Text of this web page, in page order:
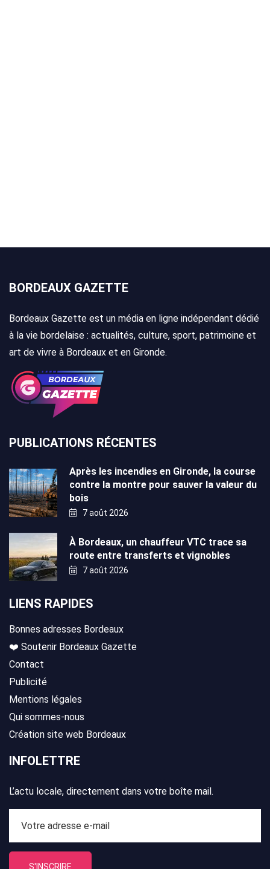
BORDEAUX GAZETTE
Bordeaux Gazette est un média en ligne indépendant dédié
à la vie bordelaise : actualités, culture, sport, patrimoine et
art de vivre à Bordeaux et en Gironde.
PUBLICATIONS RÉCENTES
Après les incendies en Gironde, la course
contre la montre pour sauver la valeur du
bois
7 août 2026
À Bordeaux, un chauffeur VTC trace sa
route entre transferts et vignobles
7 août 2026
LIENS RAPIDES
Bonnes adresses Bordeaux
❤️ Soutenir Bordeaux Gazette
Contact
Publicité
Mentions légales
Qui sommes-nous
Création site web Bordeaux
INFOLETTRE
L’actu locale, directement dans votre boîte mail.
S'INSCRIRE